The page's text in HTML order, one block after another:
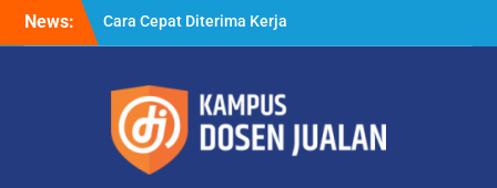
News:
Cara Cepat Diterima Kerja
– Tips Praktis yang Bisa
Cara Biar Dapat Pekerjaan
– Panduan Lengkap untuk
Pencari Kerja
Cara Dapat Pekerjaan –